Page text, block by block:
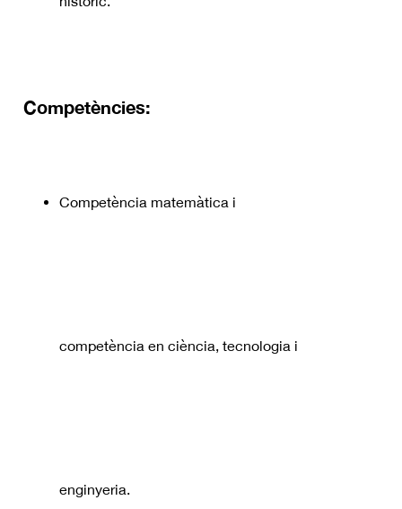
Competències:
Competència matemàtica i
competència en ciència, tecnologia i
enginyeria.